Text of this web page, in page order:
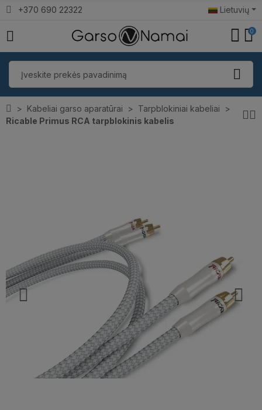
+370 690 22322 Lietuvių
0
Kabeliai garso aparatūrai
Tarpblokiniai kabeliai
Ricable Primus RCA tarpblokinis kabelis